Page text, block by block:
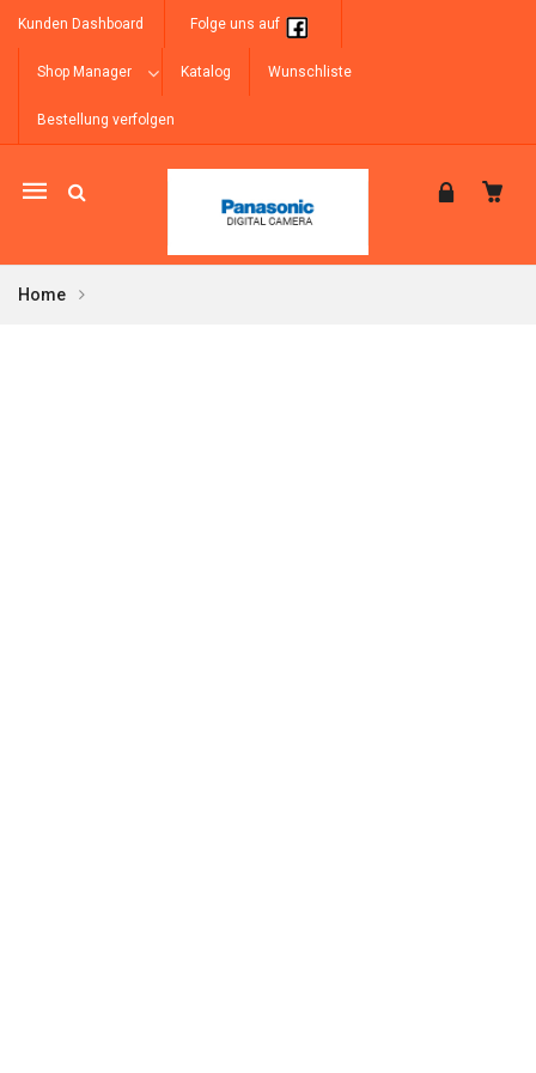
Kunden Dashboard Folge uns auf
Shop Manager Katalog Wunschliste
Bestellung verfolgen
Mobile
Home